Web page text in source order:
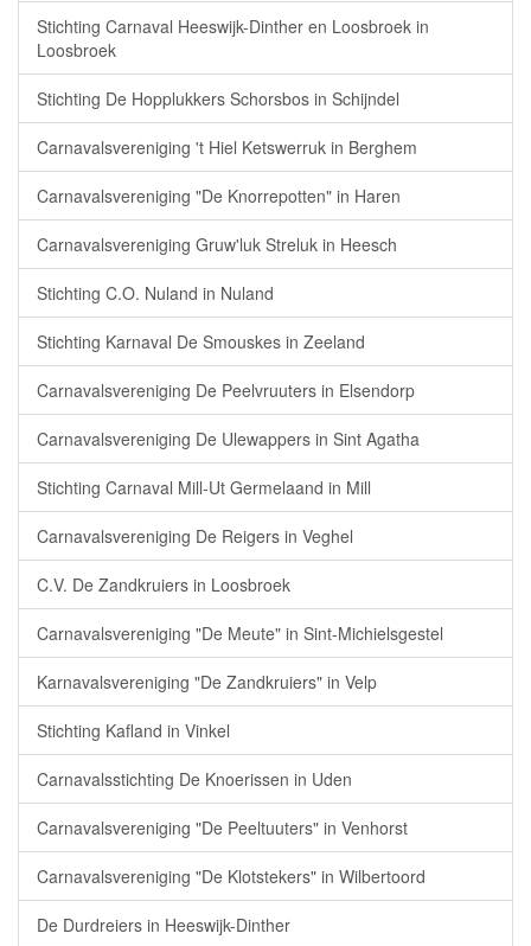
Stichting Carnaval Heeswijk-Dinther en Loosbroek in
Loosbroek
Stichting De Hopplukkers Schorsbos in Schijndel
Carnavalsvereniging 't Hiel Ketswerruk in Berghem
Carnavalsvereniging "De Knorrepotten" in Haren
Carnavalsvereniging Gruw'luk Streluk in Heesch
Stichting C.O. Nuland in Nuland
Stichting Karnaval De Smouskes in Zeeland
Carnavalsvereniging De Peelvruuters in Elsendorp
Carnavalsvereniging De Ulewappers in Sint Agatha
Stichting Carnaval Mill-Ut Germelaand in Mill
Carnavalsvereniging De Reigers in Veghel
C.V. De Zandkruiers in Loosbroek
Carnavalsvereniging "De Meute" in Sint-Michielsgestel
Karnavalsvereniging "De Zandkruiers" in Velp
Stichting Kafland in Vinkel
Carnavalsstichting De Knoerissen in Uden
Carnavalsvereniging "De Peeltuuters" in Venhorst
Carnavalsvereniging "De Klotstekers" in Wilbertoord
De Durdreiers in Heeswijk-Dinther